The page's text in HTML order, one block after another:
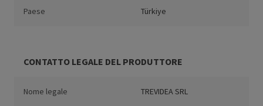
Paese Türkiye
CONTATTO LEGALE DEL PRODUTTORE
Nome legale TREVIDEA SRL